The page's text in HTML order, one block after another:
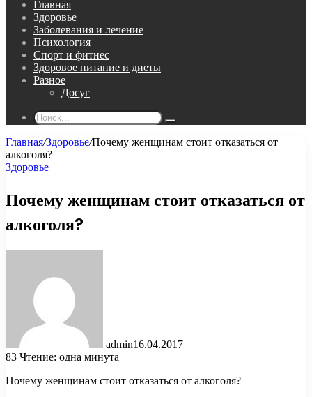
Главная
Здоровье
Заболевания и лечение
Психология
Спорт и фитнес
Здоровое питание и диеты
Разное
Досуг
Поиск...
Главная/Здоровье/Почему женщинам стоит отказаться от
алкоголя?
Здоровье
Почему женщинам стоит отказаться от
алкоголя?
admin16.04.2017
83 Чтение: одна минута
Почему женщинам стоит отказаться от алкоголя?